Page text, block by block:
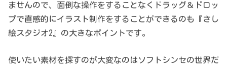
ませんので、面倒な操作をすることなくドラッグ＆ドロッ
プで直感的にイラスト制作をすることができるのも『さし
絵スタジオ2』の大きなポイントです。
使いたい素材を探すのが大変なのはソフトシンセの世界だ